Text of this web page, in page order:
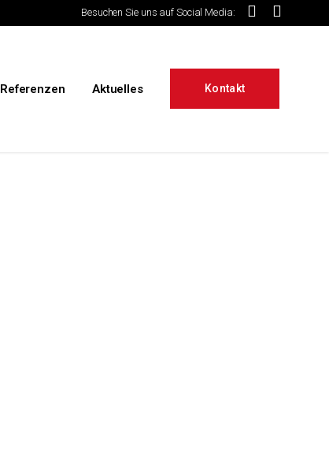
Besuchen Sie uns auf Social Media:
Kontakt
Referenzen Aktuelles